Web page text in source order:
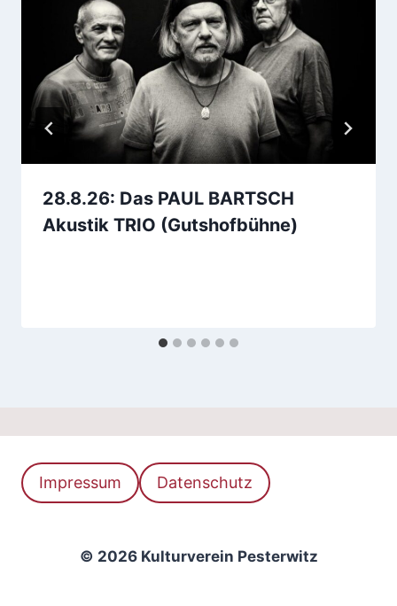
28.8.26: Das PAUL BARTSCH
Akustik TRIO (Gutshofbühne)
Impressum Datenschutz
© 2026 Kulturverein Pesterwitz